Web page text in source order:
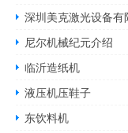
深圳美克激光设备有
尼尔机械纪元介绍
临沂造纸机
液压机压鞋子
东饮料机